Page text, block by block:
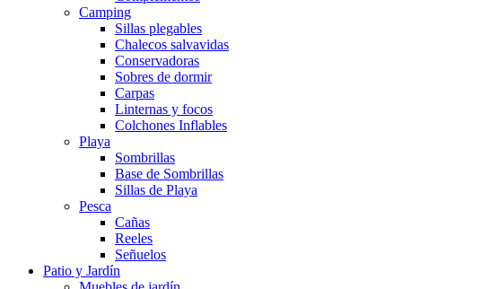
Camping
Sillas plegables
Chalecos salvavidas
Conservadoras
Sobres de dormir
Carpas
Linternas y focos
Colchones Inflables
Playa
Sombrillas
Base de Sombrillas
Sillas de Playa
Pesca
Cañas
Reeles
Señuelos
Patio y Jardín